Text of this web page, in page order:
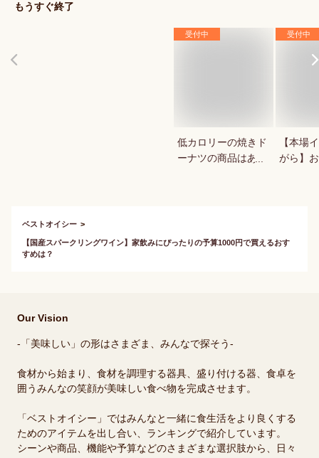
もうすぐ終了
受付中
低カロリーの焼きド
ーナツの商品はあり
受付中
【本場
がら】
ベストオイシー
【国産スパークリングワイン】家飲みにぴったりの予算1000円で買えるおす
すめは？
Our Vision
-「美味しい」の形はさまざま、みんなで探そう-
食材から始まり、食材を調理する器具、盛り付ける器、食卓を
囲うみんなの笑顔が美味しい食べ物を完成させます。
「ベストオイシー」ではみんなと一緒に食生活をより良くする
ためのアイテムを出し合い、ランキングで紹介しています。
シーンや商品、機能や予算などのさまざまな選択肢から、日々